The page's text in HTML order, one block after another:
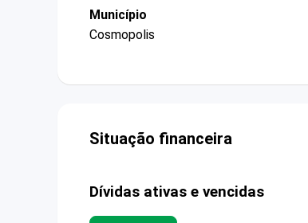
Município
Cosmopolis
Situação financeira
Dívidas ativas e vencidas